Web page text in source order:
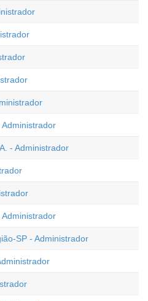
- Administrador
SP - Administrador